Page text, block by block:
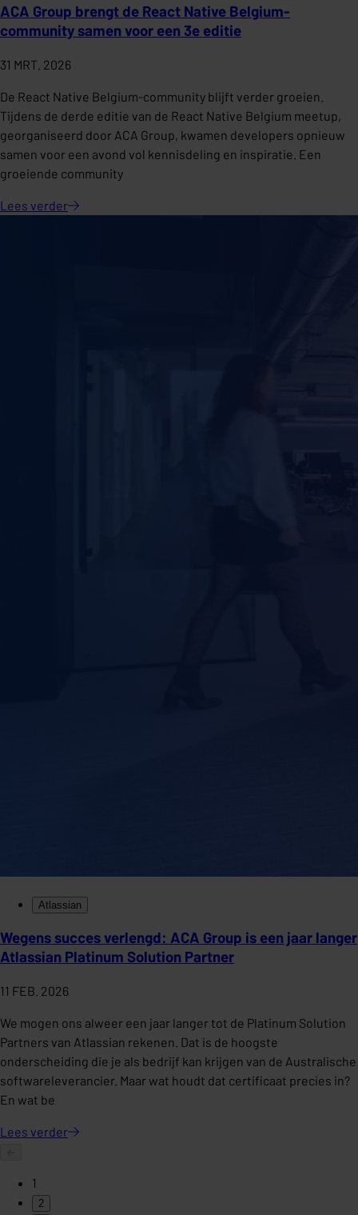
ACA Group brengt de React Native Belgium-
community samen voor een 3e editie
31 MRT. 2026
De React Native Belgium-community blijft verder groeien.
Tijdens de derde editie van de React Native Belgium meetup,
georganiseerd door ACA Group, kwamen developers opnieuw
samen voor een avond vol kennisdeling en inspiratie. Een
groeiende community
Lees verder
Atlassian
Wegens succes verlengd: ACA Group is een jaar langer
Atlassian Platinum Solution Partner
11 FEB. 2026
We mogen ons alweer een jaar langer tot de Platinum Solution
Partners van Atlassian rekenen. Dat is de hoogste
onderscheiding die je als bedrijf kan krijgen van de Australische
softwareleverancier. Maar wat houdt dat certificaat precies in?
En wat be
Lees verder
1
2